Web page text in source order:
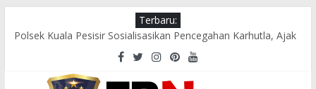
Terbaru:
Polsek Kuala Pesisir Sosialisasikan Pencegahan Karhutla, Ajak
Masyarakat Hentikan Pembakaran Hutan dan Lahan
Satlantas Polres Nagan Raya Gelar Pengaturan Lalu Lintas di
Jalan Nasional Meulaboh–Abdya